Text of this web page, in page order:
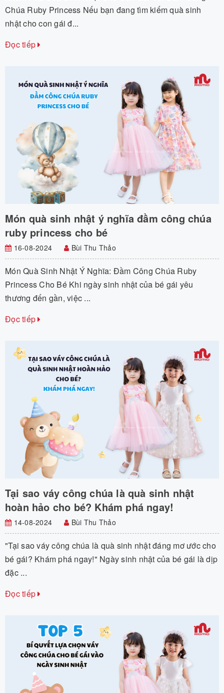
Chúa Ruby Princess Nếu bạn đang tìm kiếm quà sinh
nhật cho con gái đ...
Đọc tiếp
Món quà sinh nhật ý nghĩa đầm công chúa
ruby princess cho bé
16-08-2024 Bùi Thu Thảo
Món Quà Sinh Nhật Ý Nghĩa: Đầm Công Chúa Ruby
Princess Cho Bé Khi ngày sinh nhật của bé gái yêu
thương đến gần, việc ...
Đọc tiếp
Tại sao váy công chúa là quà sinh nhật
hoàn hảo cho bé? Khám phá ngay!
14-08-2024 Bùi Thu Thảo
"Tại sao váy công chúa là quà sinh nhật đáng mơ ước cho
bé gái? Khám phá ngay!" Ngày sinh nhật của bé gái là dịp
đặc ...
Đọc tiếp